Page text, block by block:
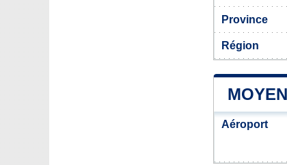
Province
Région
Aéroport